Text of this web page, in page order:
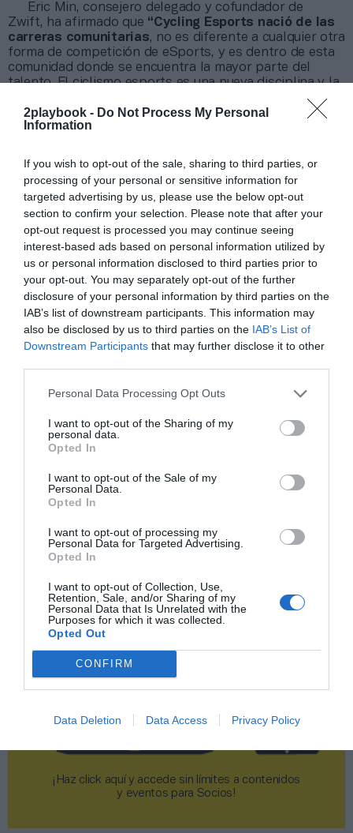
2playbook - Do Not Process My Personal
Information
If you wish to opt-out of the sale, sharing to third parties, or
processing of your personal or sensitive information for
targeted advertising by us, please use the below opt-out
section to confirm your selection. Please note that after your
opt-out request is processed you may continue seeing
interest-based ads based on personal information utilized by
us or personal information disclosed to third parties prior to
your opt-out. You may separately opt-out of the further
disclosure of your personal information by third parties on the
IAB’s list of downstream participants. This information may
also be disclosed by us to third parties on the IAB’s List of
Downstream Participants that may further disclose it to other
Personal Data Processing Opt Outs
I want to opt-out of the Sharing of my
personal data.
Opted In
I want to opt-out of the Sale of my
Personal Data.
Opted In
I want to opt-out of processing my
Personal Data for Targeted Advertising.
Opted In
I want to opt-out of Collection, Use,
Retention, Sale, and/or Sharing of my
Personal Data that Is Unrelated with the
Purposes for which it was collected.
Opted Out
CONFIRM
Data Deletion Data Access Privacy Policy
Eric Min, consejero delegado y cofundador de
Zwift, ha afirmado que “Cycling Esports nació de las
carreras comunitarias, no es diferente a cualquier otra
forma de competición de eSports, y es dentro de esta
comunidad donde se encuentra la mayor parte del
talento. El ciclismo esports es una nueva disciplina y la
habilidad, la táctica y la experiencia juegan un papel
muy importante. Creo sinceramente que estamos
creando una de las formas de competición más
Por otro lado,los ganadores de ambas pruebas
recibirán el maillot arco iris de campeón del mundo
El maillot más exclusivo del planeta se dará de forma
virtual, aunque, más adelante, los campeones recibirán
maillots físicos que podrán llevar en las competiciones
de eSports del año siguiente.
Añadir 2Playbook
como fuente preferida de Google
de forma gratuita
Mantente informado con las últimas noticias de actualidad.
ACTIVAR AHORA
¡Haz click aquí y accede sin límites a contenidos
y eventos para Socios!​​​​​​​